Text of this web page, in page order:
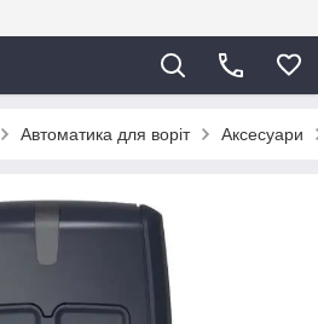
Автоматика для воріт Аксесуари